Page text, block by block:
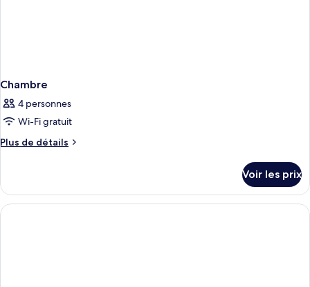
Chambre
4 personnes
Wi-Fi gratuit
Plus de détails
Plus
le
type
de
Voir les prix